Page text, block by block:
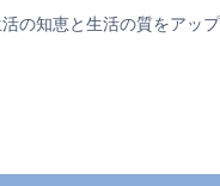
の知恵と生活の質をアッ